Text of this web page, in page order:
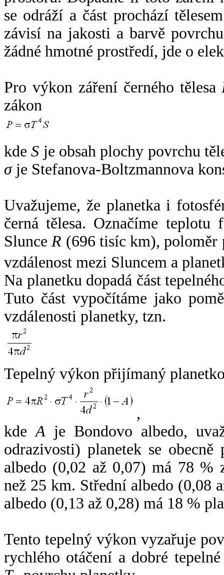
se odráží a část prochází
závisí na jakosti a barvě
žádné hmotné prostředí, jde o
Pro výkon záření černého tělesa
zákon
kdeS je obsah plochy povrchu
σje Stefanova-Boltzmannova
Uvažujeme, že planetka i
černá tělesa. Označíme
SlunceR (696 tisíc km),
vzdálenost mezi Sluncem a
Na planetku dopadá část
Tuto část vypočítáme jako
vzdálenosti planetky, tzn.
Tepelný výkon přijímaný
,
kdeA je Bondovo albedo,
odrazivosti) planetek se
albedo (0,02 až 0,07) má 78 %
než 25 km. Střední albedo (0,08
albedo (0,13 až 0,28) má 18 %
Tento tepelný výkon vyzařuje
rychlého otáčení a dobré